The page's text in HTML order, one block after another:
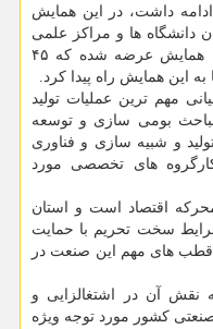
شروع شد و تا ۲۷آذر ادامه داشت، در این همایش
دانشگاه ها و مراکز علمی
کشور شرکت کردندو۵۳ مقاله در این همایش عرضه شده که ۴۵
مهم ترین عملیات تولید
بومی سازی و توسعه
و شبیه سازی و فناوری
های تخصصی مورد
اقتصاد است و استان
سخت تحریم با حمایت
قطب های مهم این صنعت در
نقش آن در اشتغالزایی و
کشور مورد توجه ویژه